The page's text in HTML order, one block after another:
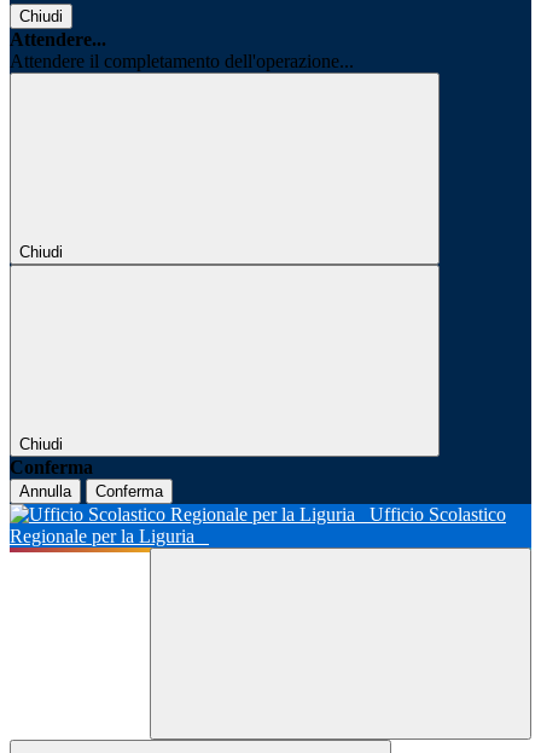
Chiudi
Attendere...
Attendere il completamento dell'operazione...
Chiudi
Chiudi
Conferma
Annulla Conferma
Ufficio Scolastico
Regionale per la Liguria